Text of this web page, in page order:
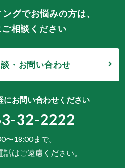
グでお悩みの方は、
相談ください
・お問い合わせ
にお問い合わせください
32-2222
〜18:00まで。
はご遠慮ください。